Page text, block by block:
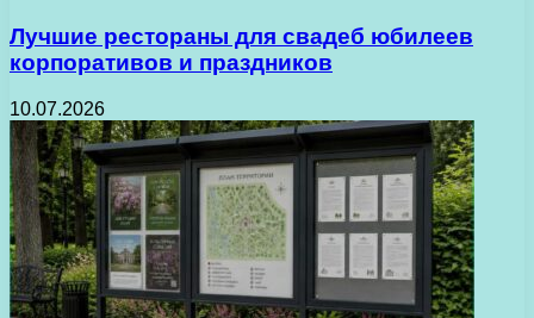
Лучшие рестораны для свадеб юбилеев
корпоративов и праздников
10.07.2026